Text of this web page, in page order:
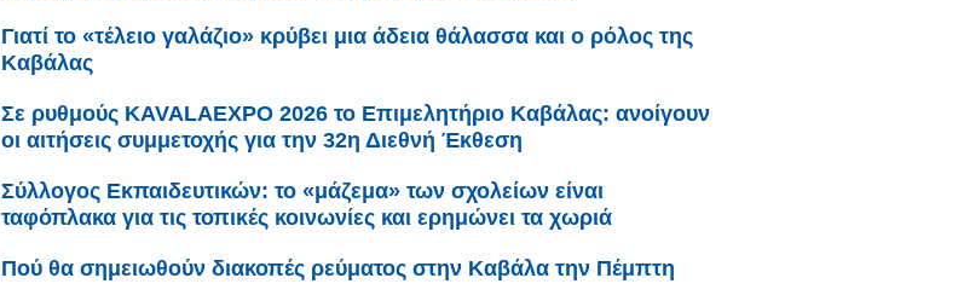
Γιατί το «τέλειο γαλάζιο» κρύβει μια άδεια θάλασσα και ο ρόλος της
Καβάλας
Σε ρυθμούς KAVALAEXPO 2026 το Επιμελητήριο Καβάλας: ανοίγουν
οι αιτήσεις συμμετοχής για την 32η Διεθνή Έκθεση
Σύλλογος Εκπαιδευτικών: το «μάζεμα» των σχολείων είναι
ταφόπλακα για τις τοπικές κοινωνίες και ερημώνει τα χωριά
Πού θα σημειωθούν διακοπές ρεύματος στην Καβάλα την Πέμπτη